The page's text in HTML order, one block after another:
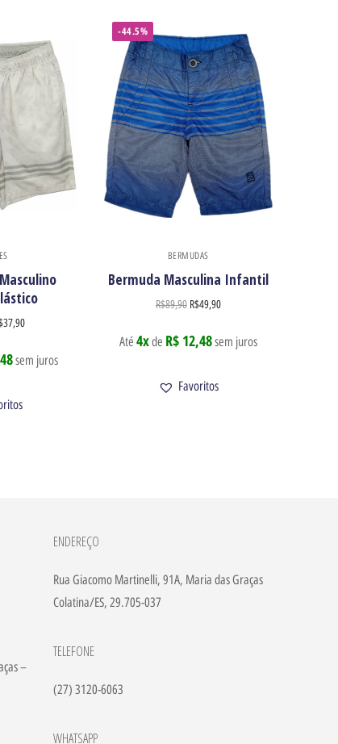
37,90
sem juros
-44.5%
BERMUDAS
Bermuda Masculina Infantil
R$89,90 R$49,90
Até 4xde R$ 12,48sem juros
Favoritos
–
ENDEREÇO
Rua Giacomo Martinelli, 91A, Maria das Graças
Colatina/ES, 29.705-037
TELEFONE
(27) 3120-6063
WHATSAPP